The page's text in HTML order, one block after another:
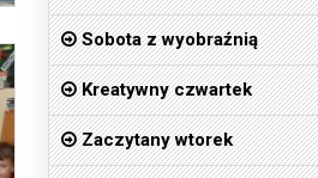
Sobota z wyobraźnią
Kreatywny czwartek
Zaczytany wtorek